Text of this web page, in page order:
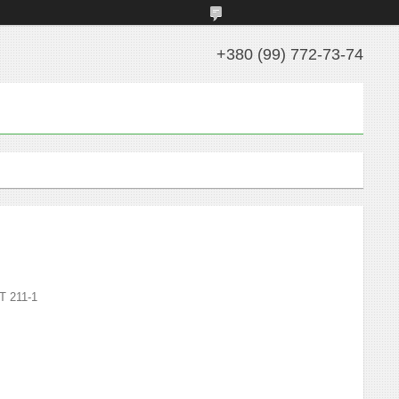
+380 (99) 772-73-74
211-1